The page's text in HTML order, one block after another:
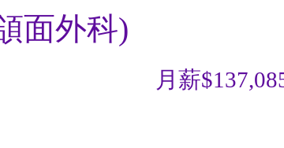
面外科)
月薪